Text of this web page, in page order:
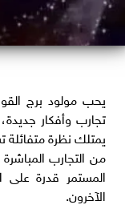
يحب مولود برج
تجارب وأفكار جديدة،
يمتلك نظرة متفائلة
من التجارب
المستمر قدرة
الآخرون.